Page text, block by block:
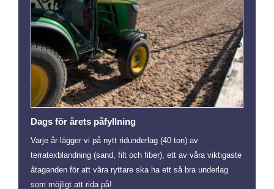
Dags för årets påfyllning
Varje år lägger vi på nytt ridunderlag (40 ton) av
terratexblandning (sand, filt och fiber), ett av våra viktigaste
åtaganden för att våra ryttare ska ha ett så bra underlag
som möjligt att rida på!